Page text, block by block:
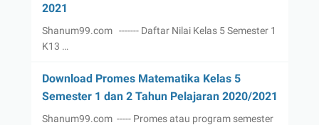
2021
Shanum99.com ------- Daftar Nilai Kelas 5 Semester 1
K13 …
Download Promes Matematika Kelas 5
Semester 1 dan 2 Tahun Pelajaran 2020/2021
Shanum99.com ----- Promes atau program semester